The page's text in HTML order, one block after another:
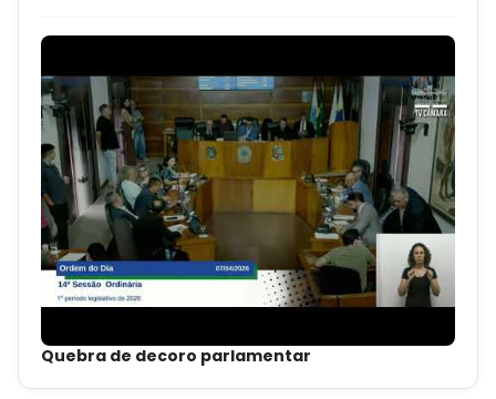
Quebra de decoro parlamentar